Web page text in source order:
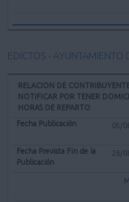
EDICTOS - AYUNTAMIENTO
RELACION DE
NOTIFICAR POR TENER
HORAS DE REPARTO
05/
26/